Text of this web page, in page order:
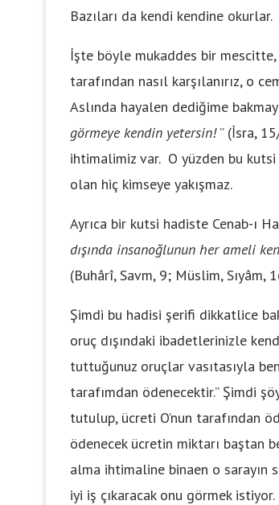
Bazıları da kendi kendine okurlar.
İşte böyle mukaddes bir
tarafından nasıl karşılanırız, o
Aslında hayalen dediğime
görmeye kendin yetersin!” (İsra,
ihtimalimiz var. O yüzden bu
olan hiç kimseye yakışmaz.
Ayrıca bir kutsi hadiste Cenab-ı
dışında insanoğlunun her ameli
(Buhârî, Savm, 9; Müslim, Sıyâm,
Şimdi bu hadisi şerifi dikkatlice
oruç dışındaki ibadetlerinizle
tuttuğunuz oruçlar vasıtasıyla
tarafımdan ödenecektir.” Şimdi
tutulup, ücreti O’nun tarafından
ödenecek ücretin miktarı baştan
alma ihtimaline binaen o sarayın
iyi iş çıkaracak onu görmek istiyor.